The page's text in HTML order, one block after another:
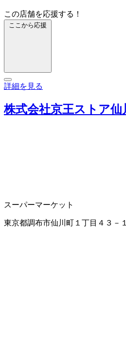
この店舗を応援する！
ここから応援
詳細を見る
株式会社京王ストア仙
スーパーマーケット
東京都調布市仙川町１丁目４３－１